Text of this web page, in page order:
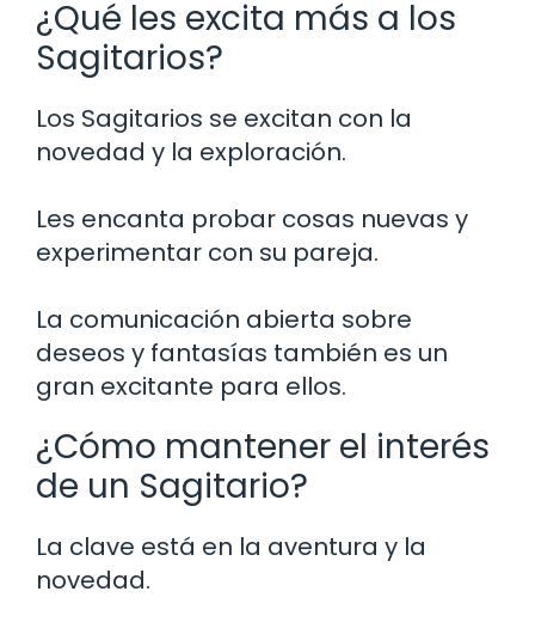
¿Qué les excita más a los
Sagitarios?
Los Sagitarios se excitan con la
novedad y la exploración.
Les encanta probar cosas nuevas y
experimentar con su pareja.
La comunicación abierta sobre
deseos y fantasías también es un
gran excitante para ellos.
¿Cómo mantener el interés
de un Sagitario?
La clave está en la aventura y la
novedad.